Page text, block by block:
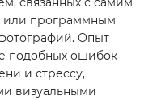
или программным
Опыт
подобных ошибок
и стрессу,
визуальными